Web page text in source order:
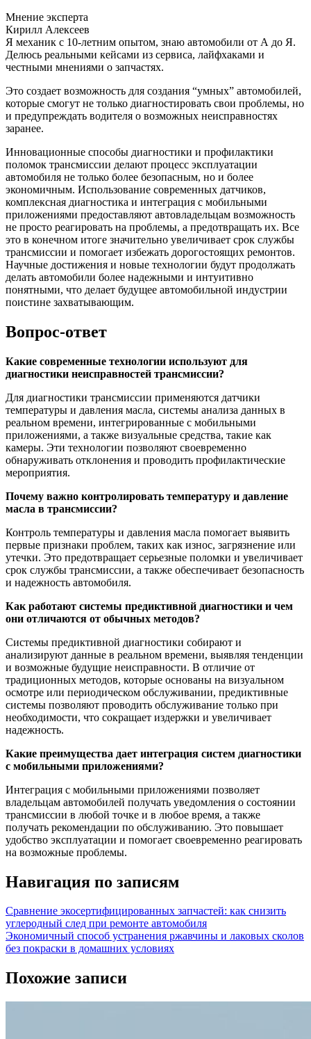
Мнение эксперта
Кирилл Алексеев
Я механик с 10-летним опытом, знаю автомобили от А до Я.
Делюсь реальными кейсами из сервиса, лайфхаками и
честными мнениями о запчастях.
Это создает возможность для создания “умных” автомобилей,
которые смогут не только диагностировать свои проблемы, но
и предупреждать водителя о возможных неисправностях
заранее.
Инновационные способы диагностики и профилактики
поломок трансмиссии делают процесс эксплуатации
автомобиля не только более безопасным, но и более
экономичным. Использование современных датчиков,
комплексная диагностика и интеграция с мобильными
приложениями предоставляют автовладельцам возможность
не просто реагировать на проблемы, а предотвращать их. Все
это в конечном итоге значительно увеличивает срок службы
трансмиссии и помогает избежать дорогостоящих ремонтов.
Научные достижения и новые технологии будут продолжать
делать автомобили более надежными и интуитивно
понятными, что делает будущее автомобильной индустрии
поистине захватывающим.
Вопрос-ответ
Какие современные технологии используют для
диагностики неисправностей трансмиссии?
Для диагностики трансмиссии применяются датчики
температуры и давления масла, системы анализа данных в
реальном времени, интегрированные с мобильными
приложениями, а также визуальные средства, такие как
камеры. Эти технологии позволяют своевременно
обнаруживать отклонения и проводить профилактические
мероприятия.
Почему важно контролировать температуру и давление
масла в трансмиссии?
Контроль температуры и давления масла помогает выявить
первые признаки проблем, таких как износ, загрязнение или
утечки. Это предотвращает серьезные поломки и увеличивает
срок службы трансмиссии, а также обеспечивает безопасность
и надежность автомобиля.
Как работают системы предиктивной диагностики и чем
они отличаются от обычных методов?
Системы предиктивной диагностики собирают и
анализируют данные в реальном времени, выявляя тенденции
и возможные будущие неисправности. В отличие от
традиционных методов, которые основаны на визуальном
осмотре или периодическом обслуживании, предиктивные
системы позволяют проводить обслуживание только при
необходимости, что сокращает издержки и увеличивает
надежность.
Какие преимущества дает интеграция систем диагностики
с мобильными приложениями?
Интеграция с мобильными приложениями позволяет
владельцам автомобилей получать уведомления о состоянии
трансмиссии в любой точке и в любое время, а также
получать рекомендации по обслуживанию. Это повышает
удобство эксплуатации и помогает своевременно реагировать
на возможные проблемы.
Навигация по записям
Сравнение экосертифицированных запчастей: как снизить
углеродный след при ремонте автомобиля
Экономичный способ устранения ржавчины и лаковых сколов
без покраски в домашних условиях
Похожие записи